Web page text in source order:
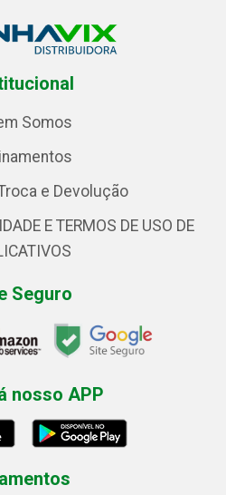
Somos
e Devolução
E TERMOS DE USO DE
Seguro
nosso APP